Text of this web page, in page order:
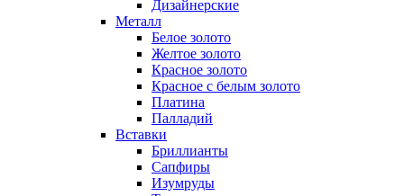
Дизайнерские
Металл
Белое золото
Желтое золото
Красное золото
Красное с белым золото
Платина
Палладий
Вставки
Бриллианты
Сапфиры
Изумруды